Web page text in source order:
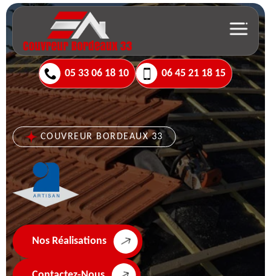
05 33 06 18 10 06 45 21 18 15
COUVREUR BORDEAUX 33
Nos Réalisations